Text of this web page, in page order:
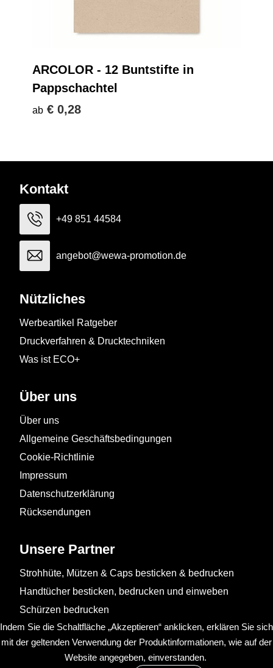
ARCOLOR - 12 Buntstifte in
Pappschachtel
ab € 0,28
Kontakt
+49 851 44584
angebot@wewa-promotion.de
Nützliches
Werbeartikel Ratgeber
Druckverfahren & Drucktechniken
Was ist ECO+
Über uns
Über uns
Allgemeine Geschäftsbedingungen
Cookie-Richtlinie
Impressum
Datenschutzerklärung
Rücksendungen
Unsere Partner
Strohhüte, Mützen & Caps besticken & bedrucken
Handtücher besticken, bedrucken und einweben
Schürzen bedrucken
Indem Sie die Schaltfläche „Akzeptieren“ anklicken, erklären Sie sich
mit der geltenden Verwendung der Produktinformationen, wie auf der
Website angegeben, einverstanden.